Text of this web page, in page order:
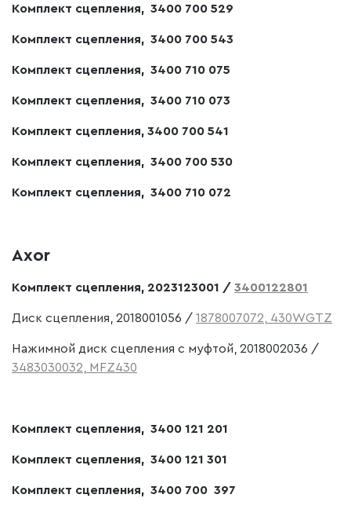
Комплект сцепления, 3400 700 529
Комплект сцепления, 3400 700 543
Комплект сцепления, 3400 710 075
Комплект сцепления, 3400 710 073
Комплект сцепления, 3400 700 541
Комплект сцепления, 3400 700 530
Комплект сцепления, 3400 710 072
Axor
Комплект сцепления, 2023123001 / 3400122801
Диск сцепления, 2018001056 / 1878007072, 430WGTZ
Нажимной диск сцепления с муфтой, 2018002036 /
3483030032, MFZ430
Комплект сцепления, 3400 121 201
Комплект сцепления, 3400 121 301
Комплект сцепления, 3400 700 397